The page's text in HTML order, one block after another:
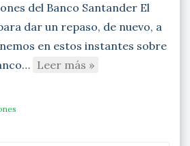
del Banco Santander El
dar un repaso, de nuevo, a
en estos instantes sobre
Leer más »